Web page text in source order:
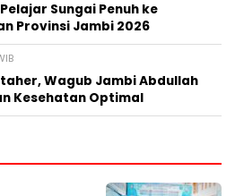
Sungai Penuh ke
Provinsi Jambi 2026
Wagub Jambi Abdullah
Kesehatan Optimal